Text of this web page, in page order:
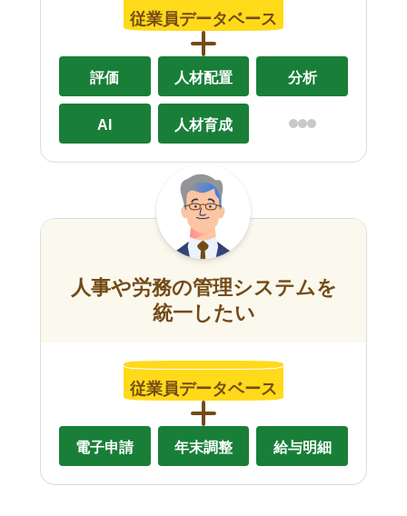
従業員データベース
評価 人材配置 分析
AI 人材育成
人事や労務の管理システムを
統一したい
従業員データベース
電子申請 年末調整 給与明細